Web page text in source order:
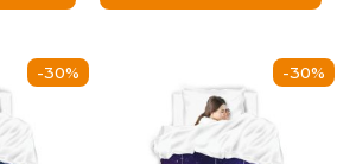
114,27 €.
è:
è:
-30% -30%